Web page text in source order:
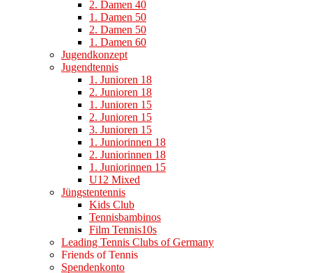
2. Damen 40
1. Damen 50
2. Damen 50
1. Damen 60
Jugendkonzept
Jugendtennis
1. Junioren 18
2. Junioren 18
1. Junioren 15
2. Junioren 15
3. Junioren 15
1. Juniorinnen 18
2. Juniorinnen 18
1. Juniorinnen 15
U12 Mixed
Jüngstentennis
Kids Club
Tennisbambinos
Film Tennis10s
Leading Tennis Clubs of Germany
Friends of Tennis
Spendenkonto